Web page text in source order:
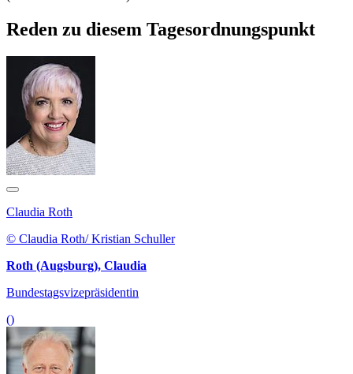
Reden zu diesem Tagesordnungspunkt
Claudia Roth
© Claudia Roth/ Kristian Schuller
Roth (Augsburg), Claudia
Bundestagsvizepräsidentin
()